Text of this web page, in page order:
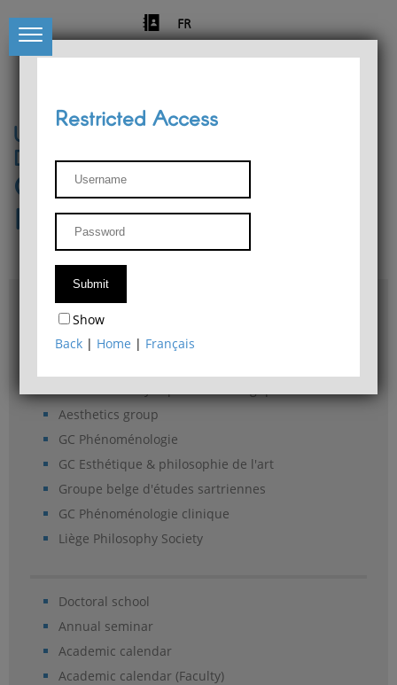
FR
University of Liège
Départment of Philosophy
Center for Phenomenological
Research
Access & maps
Philosophy Department Library
Aesthetics group
GC Phénoménologie
GC Esthétique & philosophie de l'art
Groupe belge d'études sartriennes
GC Phénoménologie clinique
Liège Philosophy Society
Doctoral school
Annual seminar
Academic calendar
Academic calendar (Faculty)
Restricted Access
Show
Back | Home | Français